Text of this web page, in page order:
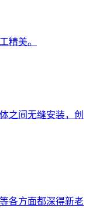
精美。
之间无缝安装，创
各方面都深得新老